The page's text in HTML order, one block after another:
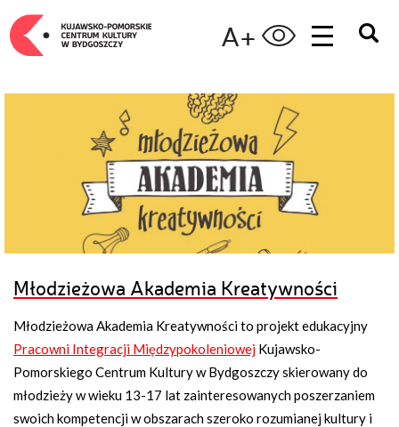
A+
Młodzieżowa Akademia Kreatywności
Młodzieżowa Akademia Kreatywności to projekt edukacyjny
Pracowni Integracji Międzypokoleniowej Kujawsko-
Pomorskiego Centrum Kultury w Bydgoszczy skierowany do
młodzieży w wieku 13-17 lat zainteresowanych poszerzaniem
swoich kompetencji w obszarach szeroko rozumianej kultury i